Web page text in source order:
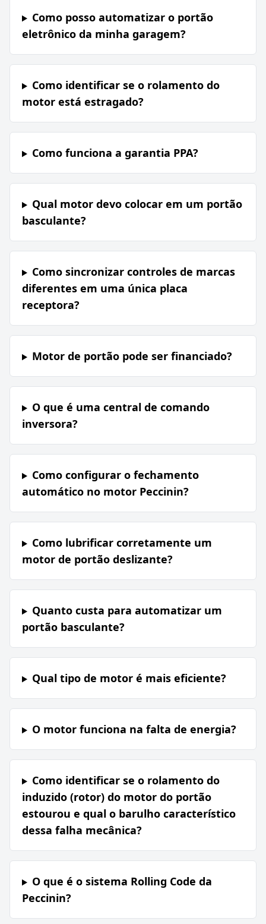
Como posso automatizar o portão
eletrônico da minha garagem?
Como identificar se o rolamento do
motor está estragado?
Como funciona a garantia PPA?
Qual motor devo colocar em um portão
basculante?
Como sincronizar controles de marcas
diferentes em uma única placa
receptora?
Motor de portão pode ser financiado?
O que é uma central de comando
inversora?
Como configurar o fechamento
automático no motor Peccinin?
Como lubrificar corretamente um
motor de portão deslizante?
Quanto custa para automatizar um
portão basculante?
Qual tipo de motor é mais eficiente?
O motor funciona na falta de energia?
Como identificar se o rolamento do
induzido (rotor) do motor do portão
estourou e qual o barulho característico
dessa falha mecânica?
O que é o sistema Rolling Code da
Peccinin?